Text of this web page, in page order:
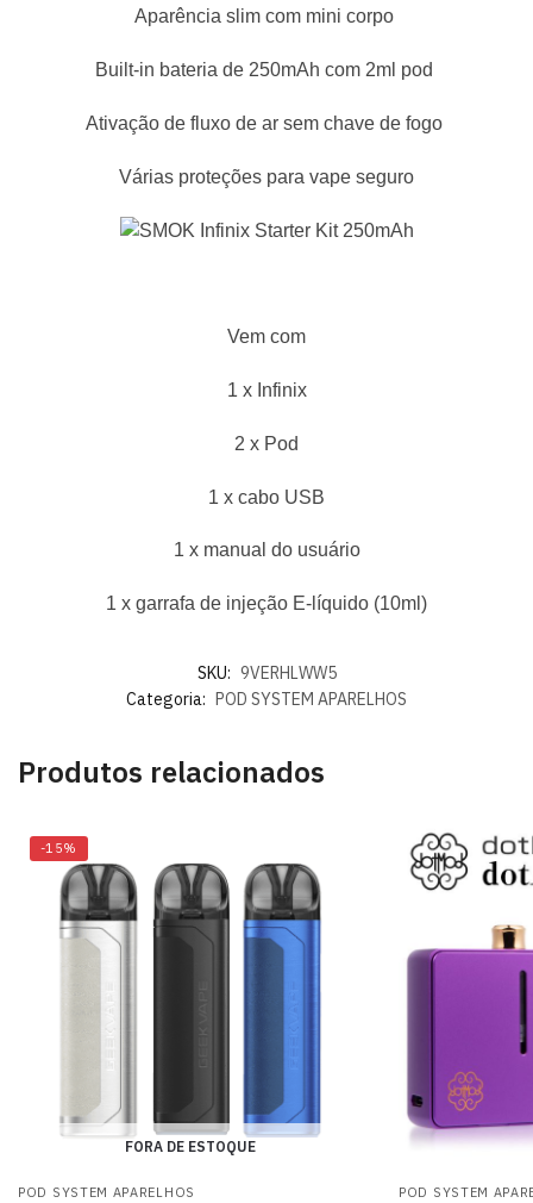
Aparência slim com mini corpo
Built-in bateria de 250mAh com 2ml pod
Ativação de fluxo de ar sem chave de fogo
Várias proteções para vape seguro
Vem com
1 x Infinix
2 x Pod
1 x cabo USB
1 x manual do usuário
1 x garrafa de injeção E-líquido (10ml)
SKU: 9VERHLWW5
Categoria: POD SYSTEM APARELHOS
Produtos relacionados
-15%
FORA DE ESTOQUE
POD SYSTEM APARELHOS POD SYSTEM